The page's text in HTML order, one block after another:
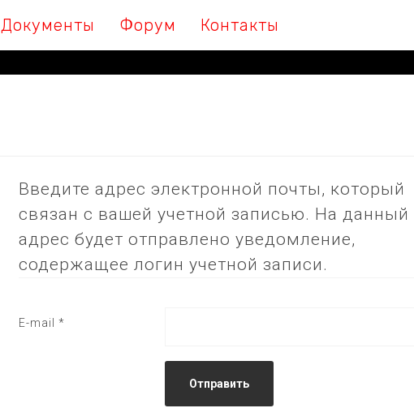
Документы Форум Контакты
Введите адрес электронной почты, который
связан с вашей учетной записью. На данный
адрес будет отправлено уведомление,
содержащее логин учетной записи.
E-mail *
Отправить